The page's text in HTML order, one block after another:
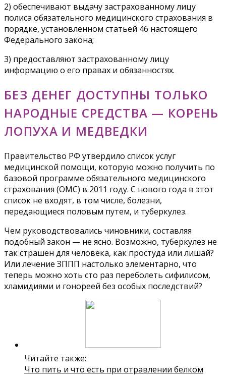
2) обеспечивают выдачу застрахованному лицу
полиса обязательного медицинского страхования в
порядке, установленном статьей 46 настоящего
Федерального закона;
3) предоставляют застрахованному лицу
информацию о его правах и обязанностях.
БЕЗ ДЕНЕГ ДОСТУПНЫ ТОЛЬКО
НАРОДНЫЕ СРЕДСТВА — КОРЕНЬ
ЛОПУХА И МЕДВЕДКИ
Правительство РФ утвердило список услуг
медицинской помощи, которую можно получить по
базовой программе обязательного медицинского
страхования (ОМС) в 2011 году. С нового года в этот
список не входят, в том числе, болезни,
передающиеся половым путем, и туберкулез.
Чем руководствовались чиновники, составляя
подобный закон — не ясно. Возможно, туберкулез не
так страшен для человека, как простуда или лишай?
Или лечение ЗППП настолько элементарно, что
теперь можно хоть сто раз переболеть сифилисом,
хламидиями и гонореей без особых последствий?
Читайте также:
Что пить и что есть при отравлении белком